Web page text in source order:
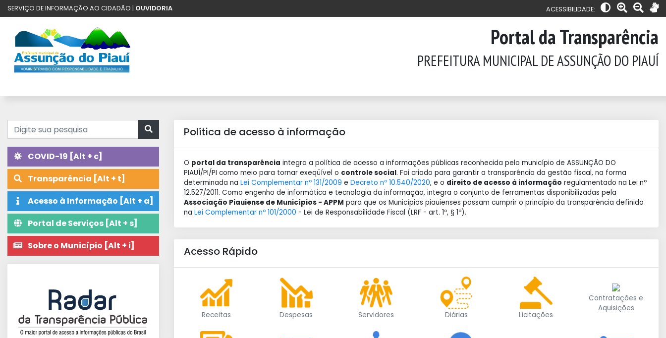
SERVIÇO DE INFORMAÇÃO AO CIDADÃO | OUVIDORIA ACESSIBILIDADE:
Portal da Transparência
PREFEITURA MUNICIPAL DE ASSUNÇÃO DO PIAUÍ
COVID-19 [Alt + c]
Transparência [Alt + t]
Acesso à Informação [Alt + a]
Portal de Serviços [Alt + s]
Sobre o Município [Alt + i]
Política de acesso à informação
O portal da transparência integra a política de acesso a informações públicas reconhecida pelo município de ASSUNÇÃO DO
PIAUÍ/PI/PI como meio para tornar exeqüível o controle social. Foi criado para garantir a transparência da gestão fiscal, na forma
determinada na Lei Complementar nº 131/2009 e Decreto nº 10.540/2020, e o direito de acesso à informação regulamentado na Lei nº
12.527/2011. Como engenho de informática e tecnologia da informação, integra o conjunto de ferramentas disponibilizadas pela
Associação Piauiense de Municípios - APPM para que os Municípios piauienses possam cumprir o princípio da transparência definido
na Lei Complementar nº 101/2000 - Lei de Responsabilidade Fiscal (LRF - art. 1º, § 1º).
Acesso Rápido
Receitas Despesas Servidores Diárias Licitações
Contratações e
Aquisições